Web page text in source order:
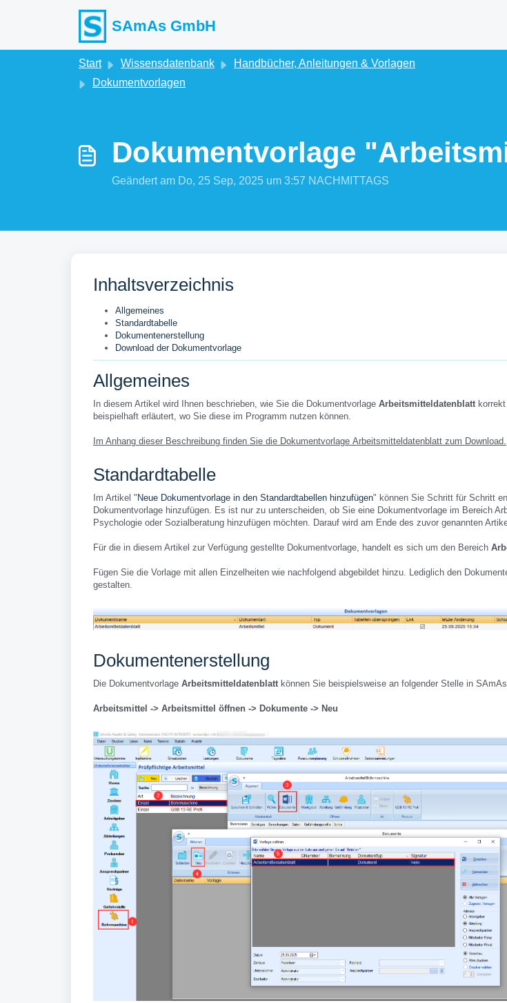
SAmAs GmbH
Start Wissensdatenbank
Handbücher, Anleitungen & Vorlagen
Dokumentvorlagen
Dokumentvorlage
Geändert am Do, 25 Sep, 2025 um 3:57 NACHMITTAGS
Inhaltsverzeichnis
Allgemeines
Standardtabelle
Dokumentenerstellung
Download der Dokumentvorlage
Allgemeines
In diesem Artikel wird Ihnen beschrieben, wie Sie die Dokumentvorlage Arbeitsmitteldatenblatt
beispielhaft erläutert, wo Sie diese im Programm nutzen können.
Im Anhang dieser Beschreibung finden Sie die Dokumentvorlage Arbeitsmitteldatenblatt zum Download.
Standardtabelle
Im Artikel " Neue Dokumentvorlage in den Standardtabellen hinzufügen" können Sie Schritt für Schritt
Dokumentvorlage hinzufügen. Es ist nur zu unterscheiden, ob Sie eine Dokumentvorlage im Bereich
Psychologie oder Sozialberatung hinzufügen möchten. Darauf wird am Ende des zuvor genannten
Für die in diesem Artikel zur Verfügung gestellte Dokumentvorlage, handelt es sich um den Bereich
Fügen Sie die Vorlage mit allen Einzelheiten wie nachfolgend abgebildet hinzu. Lediglich den
gestalten.
Dokumentenerstellung
Die Dokumentvorlage Arbeitsmitteldatenblatt können Sie beispielsweise an folgender Stelle in
Arbeitsmittel -> Arbeitsmittel öffnen -> Dokumente -> Neu